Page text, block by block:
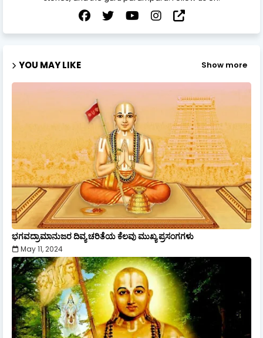
YOU MAY LIKE Show more
ಭಗವದ್ರಾಮಾನುಜರ ದಿವ್ಯ ಚರಿತೆಯ ಕೆಲವು ಮುಖ್ಯ ಪ್ರಸಂಗಗಳು
May 11, 2024